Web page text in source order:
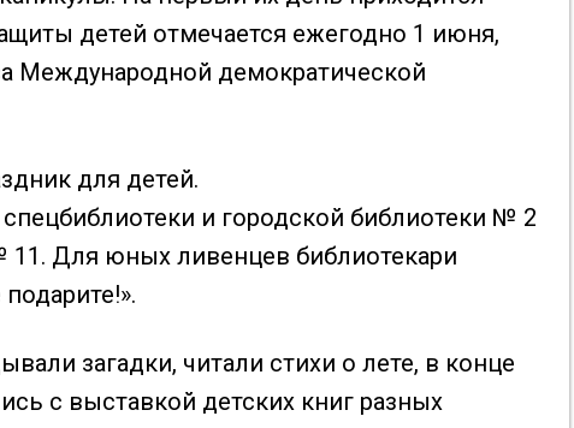
детей отмечается ежегодно 1 июня,
Международной демократической
для детей.
и городской библиотеки № 2
11. Для юных ливенцев библиотекари
загадки, читали стихи о лете, в конце
с выставкой детских книг разных